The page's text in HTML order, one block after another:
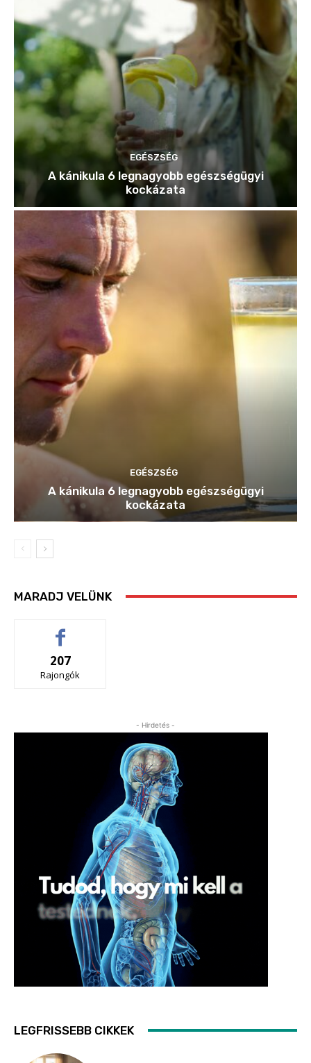
EGÉSZSÉG
A kánikula 6 legnagyobb egészségügyi
kockázata
EGÉSZSÉG
A kánikula 6 legnagyobb egészségügyi
kockázata
MARADJ VELÜNK
207
Rajongók
- Hirdetés -
LEGFRISSEBB CIKKEK